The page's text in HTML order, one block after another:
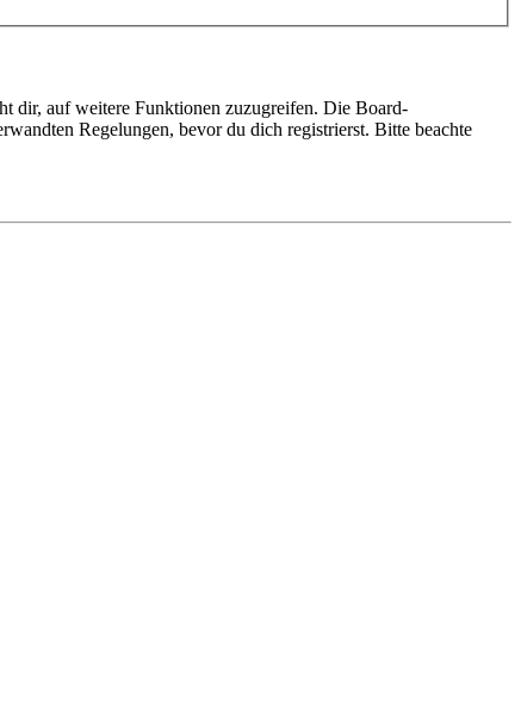
dir, auf weitere Funktionen zuzugreifen. Die Board-
Regelungen, bevor du dich registrierst. Bitte beachte